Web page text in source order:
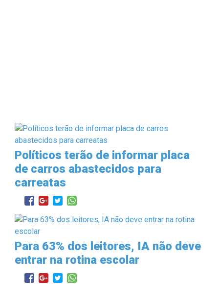
Políticos terão de informar placa
de carros abastecidos para
carreatas
Para 63% dos leitores, IA não deve
entrar na rotina escolar